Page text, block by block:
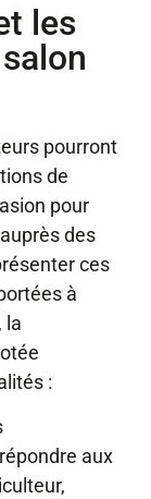
les
pourront
de
pour
des
ces
à
la
:
aux